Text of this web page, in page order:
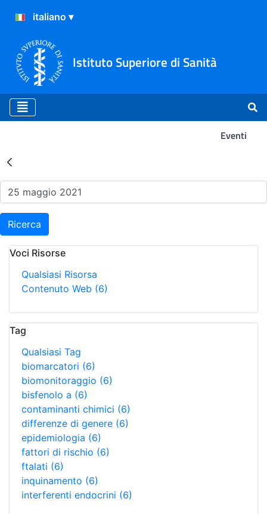
Istituto Superiore di Sanità
Eventi
Risultati della Ricerca -
Ricerca
Voci Risorse
Qualsiasi Risorsa
Contenuto Web (6)
Tag
Qualsiasi Tag
biomarcatori (6)
biomonitoraggio (6)
bisfenolo a (6)
contaminanti chimici (6)
differenze di genere (6)
epidemiologia (6)
fattori di rischio (6)
ftalati (6)
inquinamento (6)
interferenti endocrini (6)